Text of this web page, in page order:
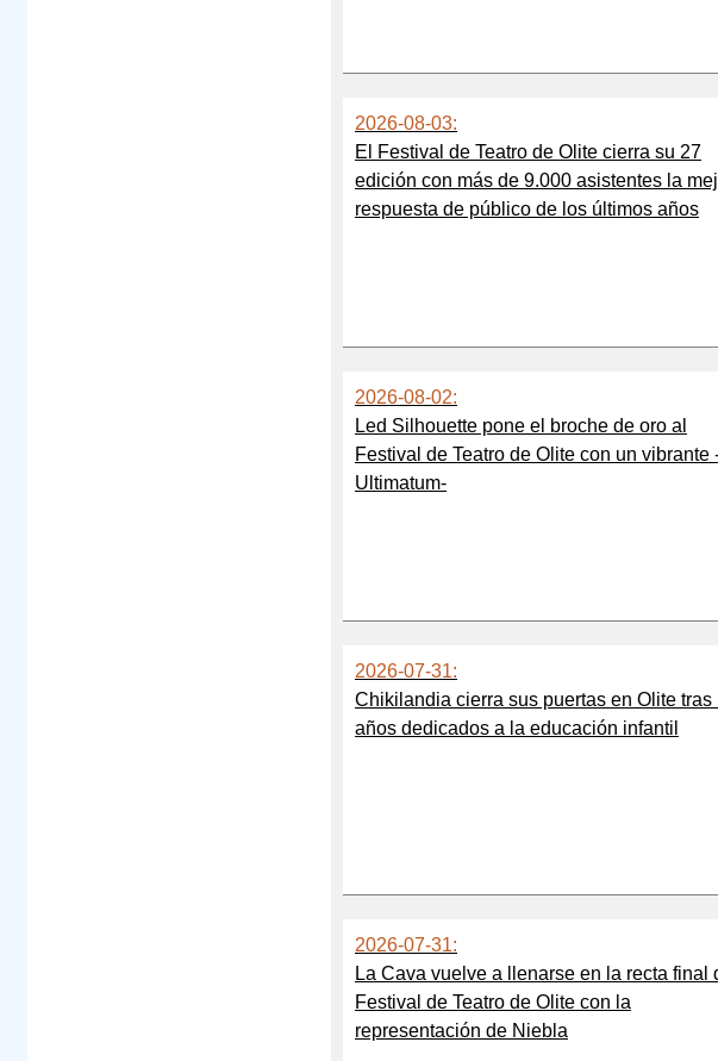
2026-08-03:
El Festival de Teatro de Olite cierra su 27
edición con más de 9.000 asistentes la
respuesta de público de los últimos años
2026-08-02:
Led Silhouette pone el broche de oro al
Festival de Teatro de Olite con un vibrante
Ultimatum-
2026-07-31:
Chikilandia cierra sus puertas en Olite tras
años dedicados a la educación infantil
2026-07-31:
La Cava vuelve a llenarse en la recta final
Festival de Teatro de Olite con la
representación de Niebla